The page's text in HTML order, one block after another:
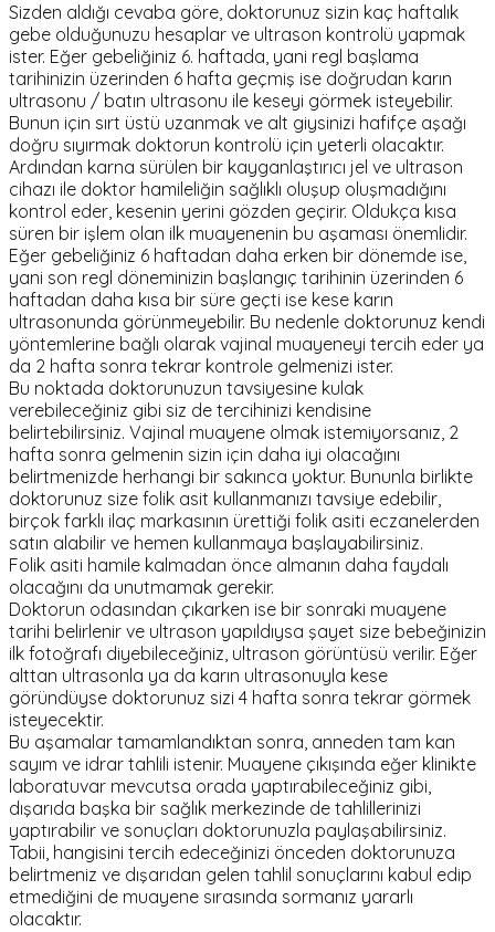
Sizden aldığı cevaba göre, doktorunuz sizin kaç haftalık
gebe olduğunuzu hesaplar ve ultrason kontrolü yapmak
ister. Eğer gebeliğiniz 6. haftada, yani regl başlama
tarihinizin üzerinden 6 hafta geçmiş ise doğrudan karın
ultrasonu / batın ultrasonu ile keseyi görmek isteyebilir.
Bunun için sırt üstü uzanmak ve alt giysinizi hafifçe aşağı
doğru sıyırmak doktorun kontrolü için yeterli olacaktır.
Ardından karna sürülen bir kayganlaştırıcı jel ve ultrason
cihazı ile doktor hamileliğin sağlıklı oluşup oluşmadığını
kontrol eder, kesenin yerini gözden geçirir. Oldukça kısa
süren bir işlem olan ilk muayenenin bu aşaması önemlidir.
Eğer gebeliğiniz 6 haftadan daha erken bir dönemde ise,
yani son regl döneminizin başlangıç tarihinin üzerinden 6
haftadan daha kısa bir süre geçti ise kese karın
ultrasonunda görünmeyebilir. Bu nedenle doktorunuz kendi
yöntemlerine bağlı olarak vajinal muayeneyi tercih eder ya
da 2 hafta sonra tekrar kontrole gelmenizi ister.
Bu noktada doktorunuzun tavsiyesine kulak
verebileceğiniz gibi siz de tercihinizi kendisine
belirtebilirsiniz. Vajinal muayene olmak istemiyorsanız, 2
hafta sonra gelmenin sizin için daha iyi olacağını
belirtmenizde herhangi bir sakınca yoktur. Bununla birlikte
doktorunuz size folik asit kullanmanızı tavsiye edebilir,
birçok farklı ilaç markasının ürettiği folik asiti eczanelerden
satın alabilir ve hemen kullanmaya başlayabilirsiniz.
Folik asiti hamile kalmadan önce almanın daha faydalı
olacağını da unutmamak gerekir.
Doktorun odasından çıkarken ise bir sonraki muayene
tarihi belirlenir ve ultrason yapıldıysa şayet size bebeğinizin
ilk fotoğrafı diyebileceğiniz, ultrason görüntüsü verilir. Eğer
alttan ultrasonla ya da karın ultrasonuyla kese
göründüyse doktorunuz sizi 4 hafta sonra tekrar görmek
isteyecektir.
Bu aşamalar tamamlandıktan sonra, anneden tam kan
sayım ve idrar tahlili istenir. Muayene çıkışında eğer klinikte
laboratuvar mevcutsa orada yaptırabileceğiniz gibi,
dışarıda başka bir sağlık merkezinde de tahlillerinizi
yaptırabilir ve sonuçları doktorunuzla paylaşabilirsiniz.
Tabii, hangisini tercih edeceğinizi önceden doktorunuza
belirtmeniz ve dışarıdan gelen tahlil sonuçlarını kabul edip
etmediğini de muayene sırasında sormanız yararlı
olacaktır.